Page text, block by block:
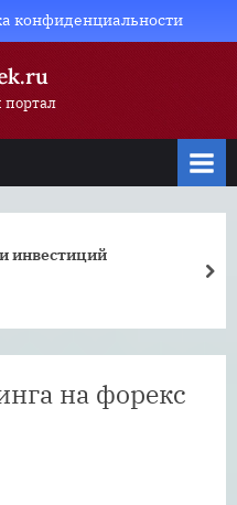
конфиденциальности
портал
инвестиций
на форекс